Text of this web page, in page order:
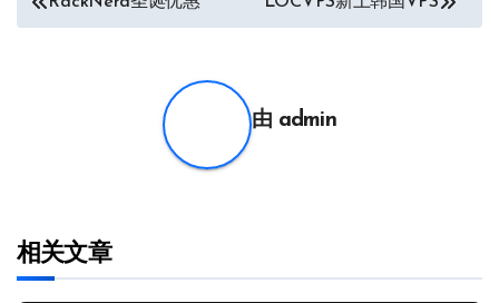
章
由 admin
相关文章